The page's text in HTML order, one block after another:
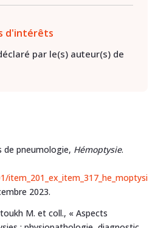
d'intérêts
par le(s) auteur(s) de
de pneumologie, Hémoptysie.
item_201_ex_item_317_he_moptysi
2023.
M. et coll., « Aspects